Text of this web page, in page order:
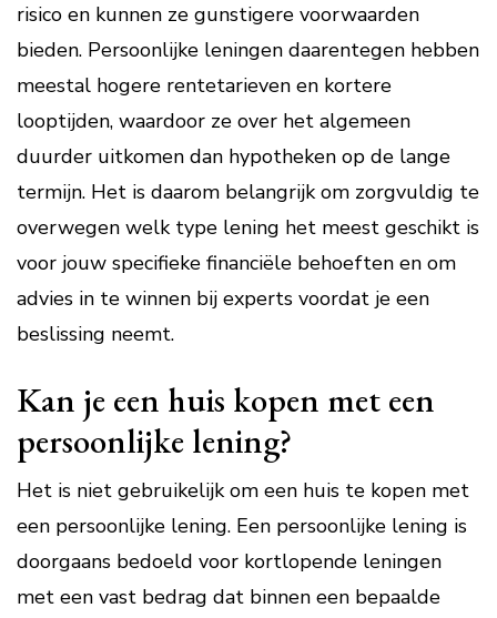
risico en kunnen ze gunstigere voorwaarden
bieden. Persoonlijke leningen daarentegen hebben
meestal hogere rentetarieven en kortere
looptijden, waardoor ze over het algemeen
duurder uitkomen dan hypotheken op de lange
termijn. Het is daarom belangrijk om zorgvuldig te
overwegen welk type lening het meest geschikt is
voor jouw specifieke financiële behoeften en om
advies in te winnen bij experts voordat je een
beslissing neemt.
Kan je een huis kopen met een
persoonlijke lening?
Het is niet gebruikelijk om een huis te kopen met
een persoonlijke lening. Een persoonlijke lening is
doorgaans bedoeld voor kortlopende leningen
met een vast bedrag dat binnen een bepaalde